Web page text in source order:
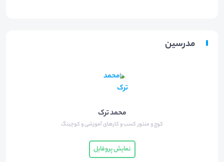
مدرسین
محمد ترک
کوچ و منتور کسب و کارهای آموزشی و کوچینگ
نمایش پروفایل